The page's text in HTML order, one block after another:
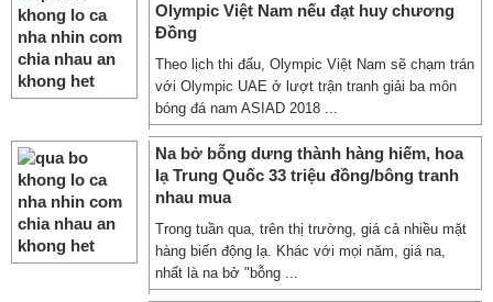
Olympic Việt Nam nếu đạt huy chương
Đồng
Theo lịch thi đấu, Olympic Việt Nam sẽ chạm trán
với Olympic UAE ở lượt trận tranh giải ba môn
bóng đá nam ASIAD 2018 ...
Na bở bỗng dưng thành hàng hiếm, hoa
lạ Trung Quốc 33 triệu đồng/bông tranh
nhau mua
Trong tuần qua, trên thị trường, giá cả nhiều mặt
hàng biến động lạ. Khác với mọi năm, giá na,
nhất là na bở "bỗng ...